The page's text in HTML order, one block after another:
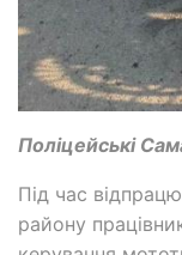
Поліцейські
Під час
району